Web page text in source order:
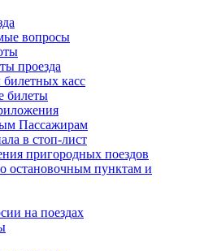
вопросы
проезда
касс
билеты
Пассажирам
в стоп-лист
пригородных поездов
остановочным пунктам и
на поездах